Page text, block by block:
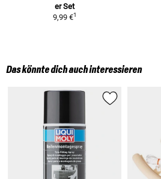
er Set
9,99 €1
Das könnte dich auch interessieren